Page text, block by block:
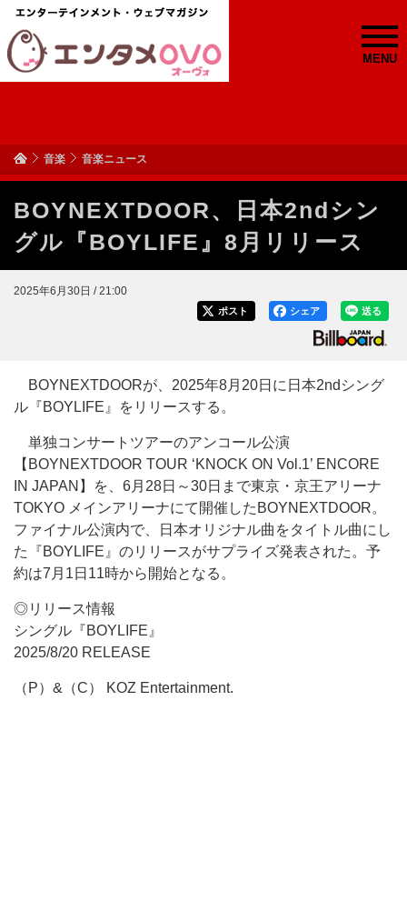
MENU
音楽 音楽ニュース
BOYNEXTDOOR、日本2ndシン
グル『BOYLIFE』8月リリース
2025年6月30日 / 21:00
送る
シェア
ポスト
BOYNEXTDOORが、2025年8月20日に日本2ndシング
ル『BOYLIFE』をリリースする。
単独コンサートツアーのアンコール公演
【BOYNEXTDOOR TOUR ‘KNOCK ON Vol.1’ ENCORE
IN JAPAN】を、6月28日～30日まで東京・京王アリーナ
TOKYO メインアリーナにて開催したBOYNEXTDOOR。
ファイナル公演内で、日本オリジナル曲をタイトル曲にし
た『BOYLIFE』のリリースがサプライズ発表された。予
約は7月1日11時から開始となる。
◎リリース情報
シングル『BOYLIFE』
2025/8/20 RELEASE
（P）&（C） KOZ Entertainment.